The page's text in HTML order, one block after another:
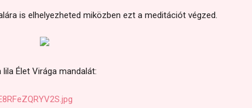
is elhelyezheted miközben ezt a meditációt végzed.
Élet Virága mandalát: